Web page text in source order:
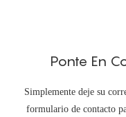
Ponte En
Simplemente deje su
formulario de contacto